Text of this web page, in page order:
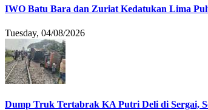
IWO Batu Bara dan Zuriat Kedatukan Lima
Tuesday, 04/08/2026
Dump Truk Tertabrak KA Putri Deli di Sergai,